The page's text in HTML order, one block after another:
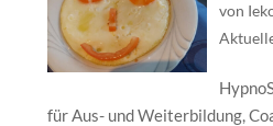
von
für Aus- und Weiterbildung,